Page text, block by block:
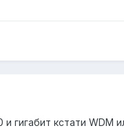
гигабит кстати WDM